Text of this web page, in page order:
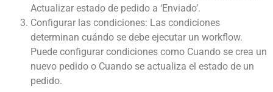
Actualizar estado de pedido a ‘Enviado’.
Configurar las condiciones: Las condiciones
determinan cuándo se debe ejecutar un workflow.
Puede configurar condiciones como Cuando se crea un
nuevo pedido o Cuando se actualiza el estado de un
pedido.